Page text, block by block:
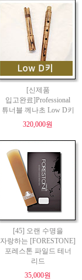
[신제품
입고완료]Professional
튜너블 께나초 Low D키
320,000원
[45] 오랜 수명을
자랑하는 [FORESTONE]
포레스톤 파일드 테너
리드
35,000원